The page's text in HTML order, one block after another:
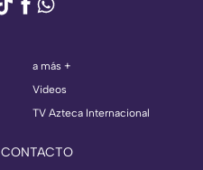
a más +
Videos
TV Azteca Internacional
CONTACTO